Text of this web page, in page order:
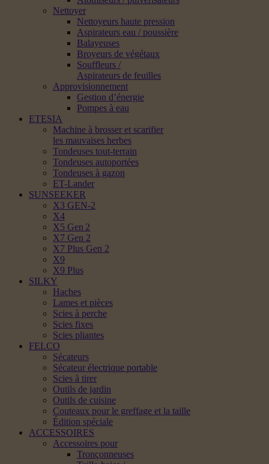
Nettoyer
Nettoyeurs haute pression
Aspirateurs eau / poussière
Balayeuses
Broyeurs de végétaux
Souffleurs /
Aspirateurs de feuilles
Approvisionnement
Gestion d’énergie
Pompes à eau
ETESIA
Machine à brosser et scarifier
les mauvaises herbes
Tondeuses tout-terrain
Tondeuses autoportées
Tondeuses à gazon
ET-Lander
SUNSEEKER
X3 GEN-2
X4
X5 Gen 2
X7 Gen 2
X7 Plus Gen 2
X9
X9 Plus
SILKY
Haches
Lames et pièces
Scies à perche
Scies fixes
Scies pliantes
FELCO
Sécateurs
Sécateur électrique portable
Scies à tirer
Outils de jardin
Outils de cuisine
Couteaux pour le greffage et la taille
Édition spéciale
ACCESSOIRES
Accessoires pour
Tronçonneuses